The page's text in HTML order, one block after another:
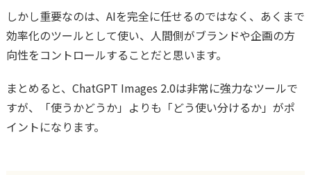
しかし重要なのは、AIを完全に任せるのではなく、あくまで
効率化のツールとして使い、人間側がブランドや企画の方
向性をコントロールすることだと思います。
まとめると、ChatGPT Images 2.0は非常に強力なツールで
すが、「使うかどうか」よりも「どう使い分けるか」がポ
イントになります。